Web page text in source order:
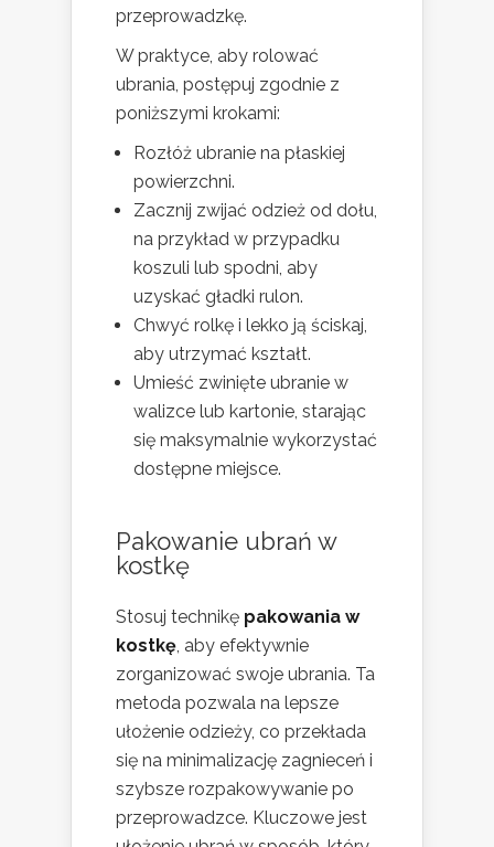
przeprowadzkę.
W praktyce, aby rolować
ubrania, postępuj zgodnie z
poniższymi krokami:
Rozłóż ubranie na płaskiej
powierzchni.
Zacznij zwijać odzież od dołu,
na przykład w przypadku
koszuli lub spodni, aby
uzyskać gładki rulon.
Chwyć rolkę i lekko ją ściskaj,
aby utrzymać kształt.
Umieść zwinięte ubranie w
walizce lub kartonie, starając
się maksymalnie wykorzystać
dostępne miejsce.
Pakowanie ubrań w
kostkę
Stosuj technikę pakowania w
kostkę, aby efektywnie
zorganizować swoje ubrania. Ta
metoda pozwala na lepsze
ułożenie odzieży, co przekłada
się na minimalizację zagnieceń i
szybsze rozpakowywanie po
przeprowadzce. Kluczowe jest